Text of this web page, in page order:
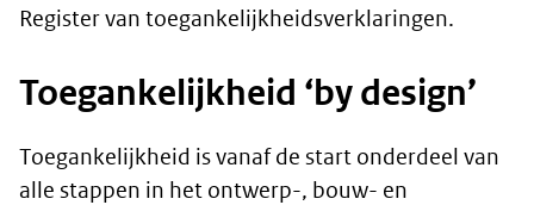
Register van toegankelijkheids­verklaringen.
Toegankelijkheid ‘by design’
Toegankelijkheid is vanaf de start onderdeel van
alle stappen in het ontwerp-, bouw- en